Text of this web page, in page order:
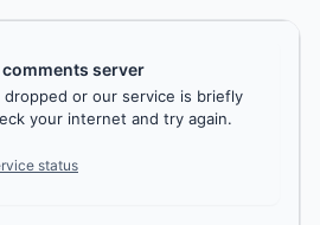
server
or our service is briefly
your internet and try again.
status